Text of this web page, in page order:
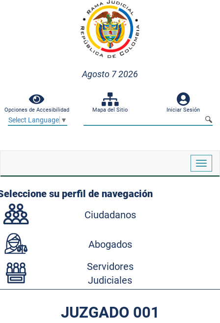
Agosto 7 2026
Opciones de Accesibilidad Mapa del Sitio Iniciar Sesión
Select Language ▼
su perfil de navegación
Ciudadanos
Abogados
Servidores
Judiciales
JUZGADO 001